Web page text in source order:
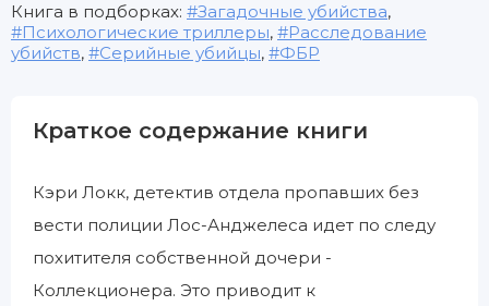
Книга в подборках: Загадочные убийства,
Психологические триллеры,
Расследование
убийств, Серийные убийцы, ФБР
Краткое содержание книги
Кэри Локк, детектив отдела пропавших без
вести полиции Лос-Анджелеса идет по следу
похитителя собственной дочери -
Коллекционера. Это приводит к